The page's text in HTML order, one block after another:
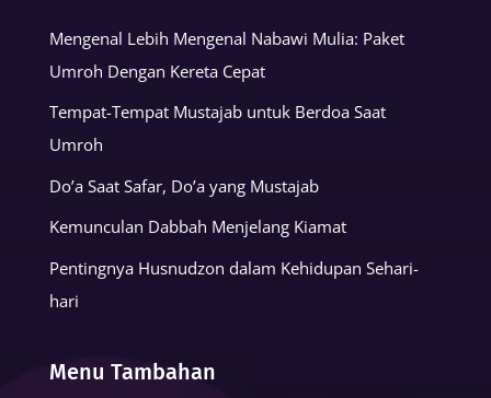
Mengenal Lebih Mengenal Nabawi Mulia: Paket
Umroh Dengan Kereta Cepat
Tempat-Tempat Mustajab untuk Berdoa Saat
Umroh
Do’a Saat Safar, Do’a yang Mustajab
Kemunculan Dabbah Menjelang Kiamat
Pentingnya Husnudzon dalam Kehidupan Sehari-
hari
Menu Tambahan